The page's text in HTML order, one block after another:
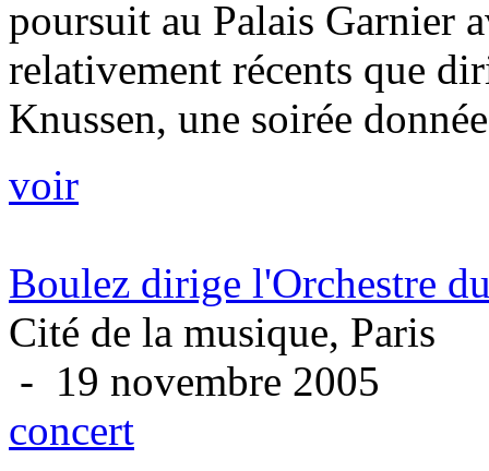
poursuit au Palais Garnier
relativement récents que
Knussen, une soirée
voir
Boulez dirige l'Orchestre
Cité de la musique, Paris
- 19 novembre 2005
concert